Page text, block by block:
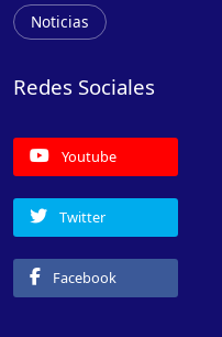
Noticias
Redes Sociales
Youtube
Twitter
Facebook